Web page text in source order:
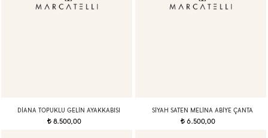
DIANA TOPUKLU GELIN AYAKKABISI
t 8.500,00
SIYAH SATEN MELINA ABIYE ÇANTA
t 6.500,00